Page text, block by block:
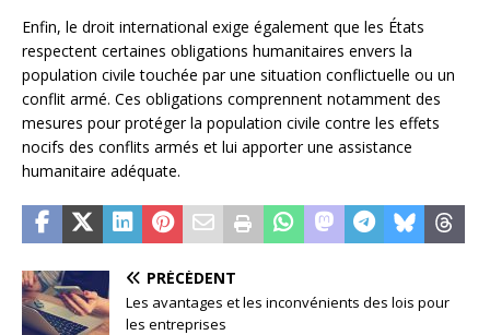
Enfin, le droit international exige également que les États
respectent certaines obligations humanitaires envers la
population civile touchée par une situation conflictuelle ou un
conflit armé. Ces obligations comprennent notamment des
mesures pour protéger la population civile contre les effets
nocifs des conflits armés et lui apporter une assistance
humanitaire adéquate.
PRÉCÉDENT
Les avantages et les inconvénients des lois pour
les entreprises